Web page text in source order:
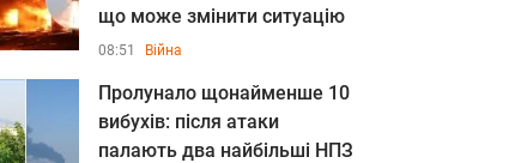
що може змінити ситуацію
08:51 Війна
Пролунало щонайменше 10
вибухів: після атаки
палають два найбільші НПЗ